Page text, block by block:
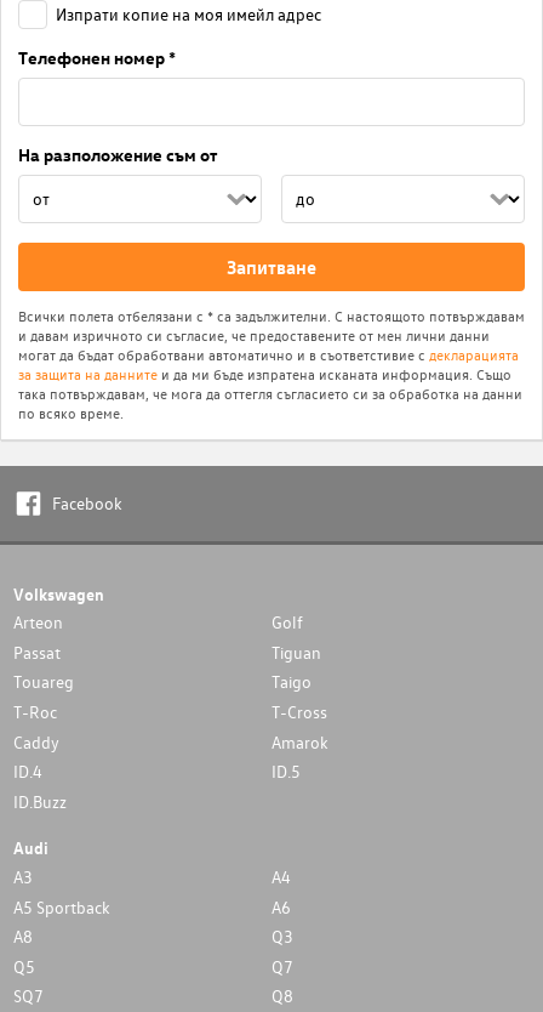
Изпрати копие на моя имейл адрес
Телефонен номер *
На разположение съм от
Запитване
Всички полета отбелязани с * са задължителни. С настоящото потвърждавам
и давам изричното си съгласие, че предоставените от мен лични данни
могат да бъдат обработвани автоматично и в съответстивие с декларацията
за защита на данните и да ми бъде изпратена исканата информация. Също
така потвърждавам, че мога да оттегля съгласието си за обработка на данни
по всяко време.
Facebook
Volkswagen
Arteon
Golf
Passat
Tiguan
Touareg
Taigo
T-Roc
T-Cross
Caddy
Amarok
ID.4
ID.5
ID.Buzz
Audi
A3
A4
A5 Sportback
A6
A8
Q3
Q5
Q7
SQ7
Q8